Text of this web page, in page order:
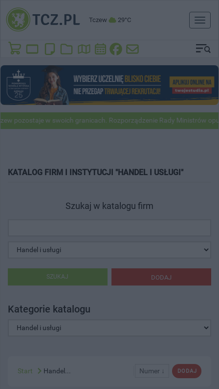
Tczew 29°C
Toggle
pozostaje w swoich granicach. Rozporządzenie Rady Ministrów
KATALOG FIRM I INSTYTUCJI "HANDEL I USŁUGI"
Szukaj w katalogu firm
DODAJ
SZUKAJ
Kategorie katalogu
DODAJ
Numer ↓
Start Handel...